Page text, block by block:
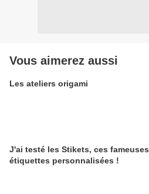
Vous aimerez aussi
Les ateliers origami
J'ai testé les Stikets, ces fameuses
étiquettes personnalisées !